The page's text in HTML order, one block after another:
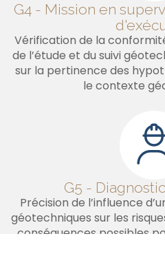
G4 - Mission en
Vérification de la
de l’étude et du suivi
sur la pertinence des
le contexte
G5 -
Précision de l’influence
géotechniques sur les
conséquences possibles